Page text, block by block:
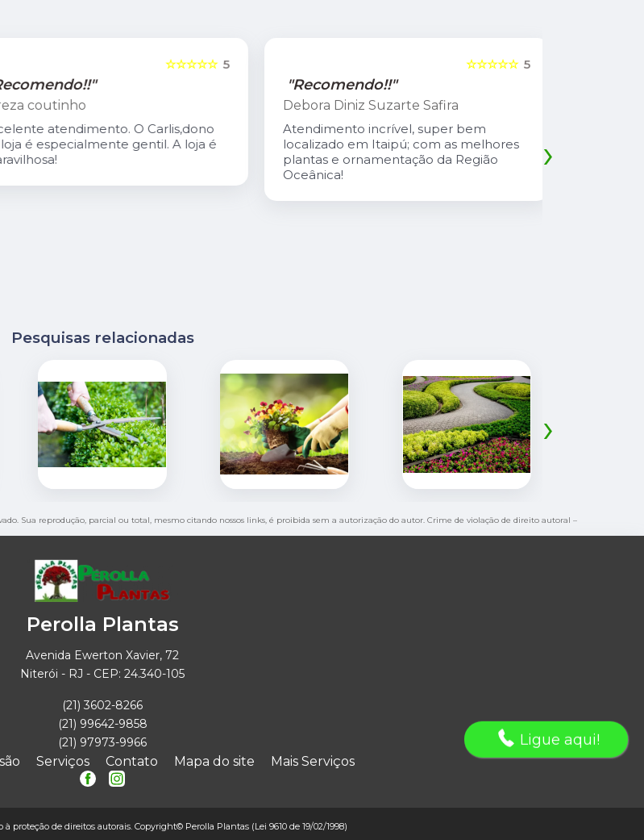
5
☆☆☆☆☆
coutinho
atendimento. O Carlis,dono
é especialmente gentil. A loja é
5
☆☆☆☆☆
"Recomendo!!"
Debora Diniz Suzarte Safira
Atendimento incrível, super bem
localizado em Itaipú; com as melhores
plantas e ornamentação da Região
Oceânica!
›
Pesquisas relacionadas
›
Sua reprodução, parcial ou total, mesmo citando nossos links, é proibida sem a autorização do autor. Crime de violação de direito autoral –
Perolla Plantas
Avenida Ewerton Xavier, 72
Niterói - RJ - CEP: 24.340-105
(21) 3602-8266
(21) 99642-9858
(21) 97973-9966
Serviços Contato Mapa do site Mais Serviços
proteção de direitos autorais. Copyright© Perolla Plantas (Lei 9610 de 19/02/1998)
Ligue aqui!